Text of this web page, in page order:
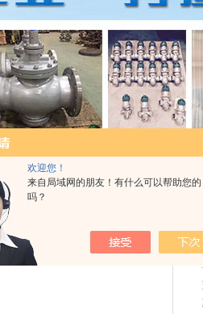
欢迎您！
来自局域网的朋友！有什么可以帮助您的
吗？